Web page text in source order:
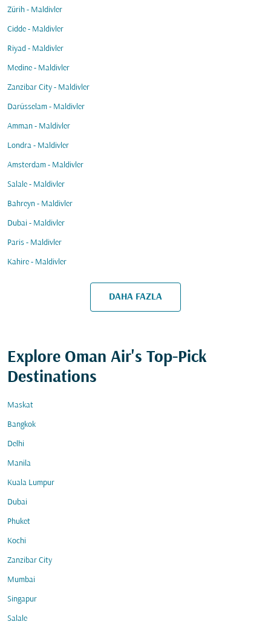
Zürih - Maldivler
Cidde - Maldivler
Riyad - Maldivler
Medine - Maldivler
Zanzibar City - Maldivler
Darüsselam - Maldivler
Amman - Maldivler
Londra - Maldivler
Amsterdam - Maldivler
Salale - Maldivler
Bahreyn - Maldivler
Dubai - Maldivler
Paris - Maldivler
Kahire - Maldivler
DAHA FAZLA
Explore Oman Air's Top-Pick
Destinations
Maskat
Bangkok
Delhi
Manila
Kuala Lumpur
Dubai
Phuket
Kochi
Zanzibar City
Mumbai
Singapur
Salale